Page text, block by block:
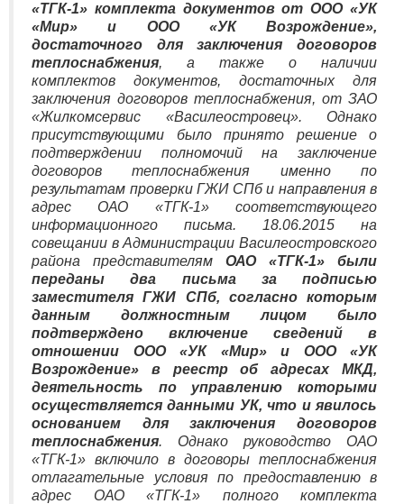
«ТГК-1» комплекта документов от ООО «УК
«Мир» и ООО «УК Возрождение»,
достаточного для заключения договоров
теплоснабжения, а также о наличии
комплектов документов, достаточных для
заключения договоров теплоснабжения, от ЗАО
«Жилкомсервис «Василеостровец». Однако
присутствующими было принято решение о
подтверждении полномочий на заключение
договоров теплоснабжения именно по
результатам проверки ГЖИ СПб и направления в
адрес ОАО «ТГК-1» соответствующего
информационного письма. 18.06.2015 на
совещании в Администрации Василеостровского
района представителям ОАО «ТГК-1» были
переданы два письма за подписью
заместителя ГЖИ СПб, согласно которым
данным должностным лицом было
подтверждено включение сведений в
отношении ООО «УК «Мир» и ООО «УК
Возрождение» в реестр об адресах МКД,
деятельность по управлению которыми
осуществляется данными УК, что и явилось
основанием для заключения договоров
теплоснабжения. Однако руководство ОАО
«ТГК-1» включило в договоры теплоснабжения
отлагательные условия по предоставлению в
адрес ОАО «ТГК-1» полного комплекта